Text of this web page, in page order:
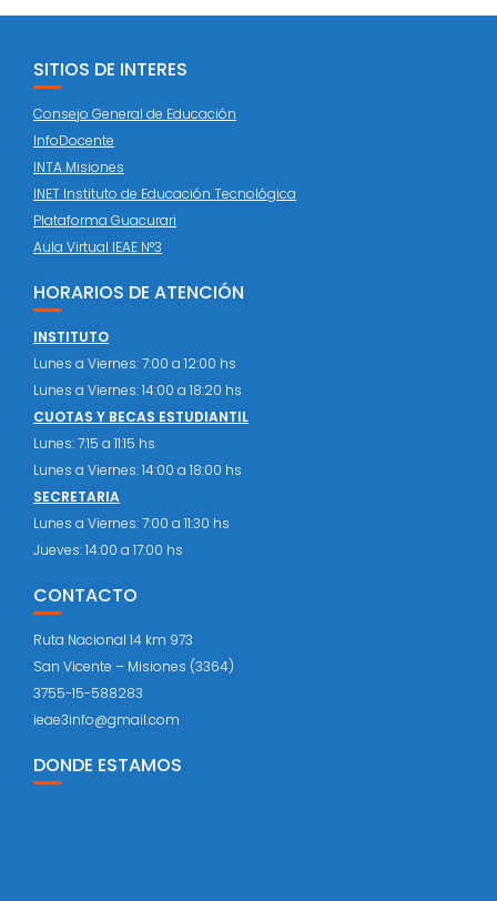
SITIOS DE INTERES
Consejo General de Educación
InfoDocente
INTA Misiones
INET Instituto de Educación Tecnológica
Plataforma Guacurari
Aula Virtual IEAE N°3
HORARIOS DE ATENCIÓN
INSTITUTO
Lunes a Viernes: 7:00 a 12:00 hs
Lunes a Viernes: 14:00 a 18:20 hs
CUOTAS Y BECAS ESTUDIANTIL
Lunes: 7:15 a 11:15 hs
Lunes a Viernes: 14:00 a 18:00 hs
SECRETARIA
Lunes a Viernes: 7:00 a 11:30 hs
Jueves: 14:00 a 17:00 hs
CONTACTO
Ruta Nacional 14 km 973
San Vicente – Misiones (3364)
3755-15-588283
ieae3info@gmail.com
DONDE ESTAMOS